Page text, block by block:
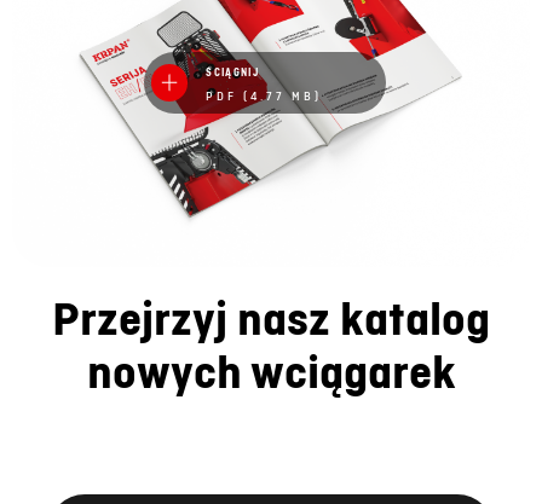
ŚCIĄGNIJ
PDF (4.77 MB)
Przejrzyj nasz katalog
nowych wciągarek